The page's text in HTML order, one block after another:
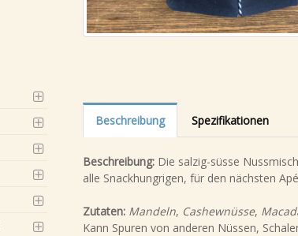
Beschreibung Spezifikationen
Beschreibung: Die salzig-süsse
alle Snackhungrigen, für den nächsten
Zutaten: Mandeln, Cashewnüsse,
Kann Spuren von anderen Nüssen,